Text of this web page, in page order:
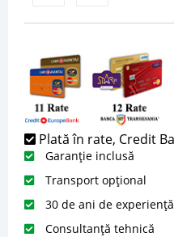
Plată în rate, Credit
Garanție inclusă
Transport opțional
30 de ani de
Consultanță tehnică